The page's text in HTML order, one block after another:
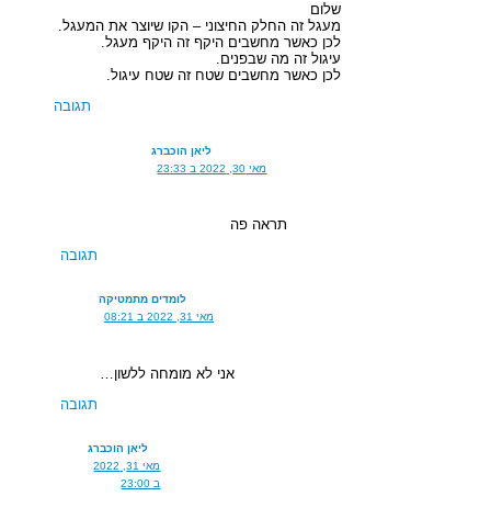
שלום
מעגל זה החלק החיצוני – הקו שיוצר את המעגל.
לכן כאשר מחשבים היקף זה היקף מעגל.
עיגול זה מה שבפנים.
לכן כאשר מחשבים שטח זה שטח עיגול.
תגובה
ליאן הוכברג
מאי 30, 2022 ב 23:33
תראה פה
תגובה
לומדים מתמטיקה
מאי 31, 2022 ב 08:21
אני לא מומחה ללשון…
תגובה
ליאן הוכברג
מאי 31, 2022
ב 23:00